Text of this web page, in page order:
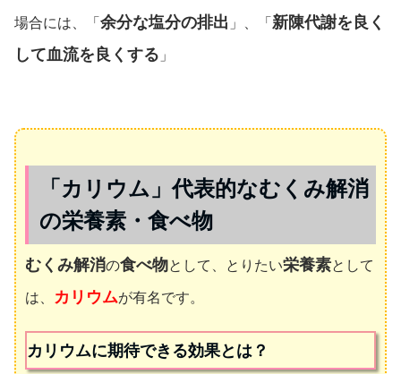
場合には、「 余分な塩分の排出 」、「 新陳代謝を良く
して血流を良くする 」
「カリウム」代表的なむくみ解消
の栄養素・食べ物
むくみ解消の食べ物として、とりたい栄養素として
は、 カリウムが有名です。
カリウムに期待できる効果とは？